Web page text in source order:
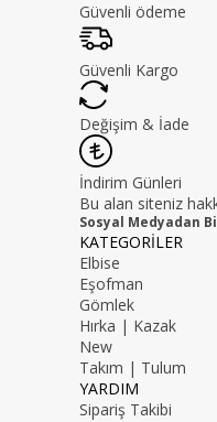
Güvenli ödeme
Güvenli Kargo
Değişim & İade
İndirim Günleri
Bu alan siteniz
Sosyal Medyadan
KATEGORİLER
Elbise
Eşofman
Gömlek
Hırka | Kazak
New
Takım | Tulum
YARDIM
Sipariş Takibi